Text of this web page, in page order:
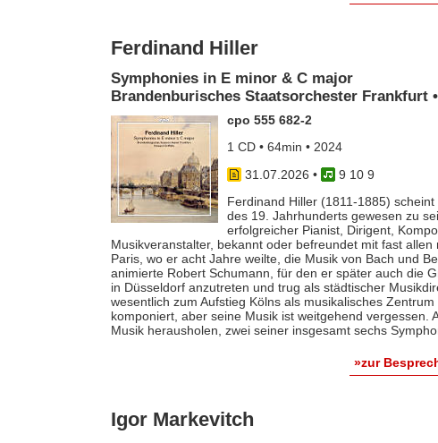
Ferdinand Hiller
Symphonies in E minor & C major
Brandenburisches Staatsorchester Frankfurt
cpo 555 682-2
1 CD • 64min • 2024
31.07.2026 •
9 10 9
Ferdinand Hiller (1811-1885)
des 19. Jahrhunderts gewesen zu
erfolgreicher Pianist, Dirigent,
Musikveranstalter, bekannt oder befreundet mit fast
Paris, wo er acht Jahre weilte, die Musik von Bach und
animierte Robert Schumann, für den er später auch die
in Düsseldorf anzutreten und trug als städtischer
wesentlich zum Aufstieg Kölns als musikalisches
komponiert, aber seine Musik ist weitgehend vergessen.
Musik herausholen, zwei seiner insgesamt sechs
»zur
Igor Markevitch